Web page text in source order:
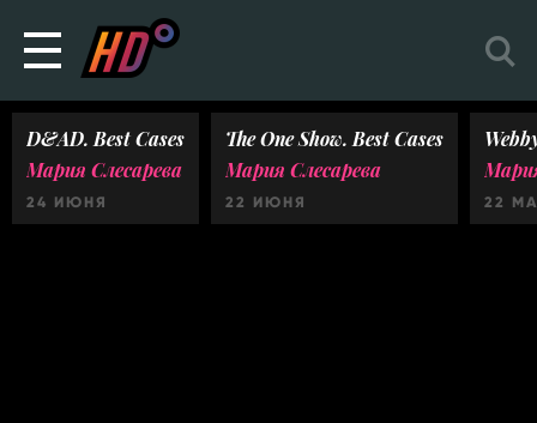
D&AD. Best Cases
Мария Слесарева
24 ИЮНЯ
The One Show. Best Cases
Мария Слесарева
22 ИЮНЯ 22